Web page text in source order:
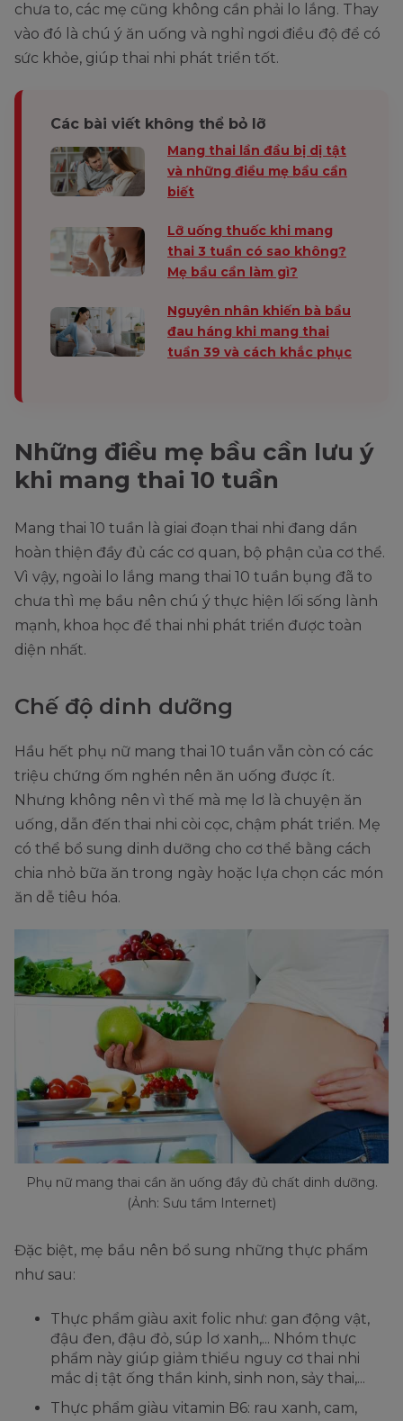
chưa to, các mẹ cũng không cần phải lo lắng. Thay
vào đó là chú ý ăn uống và nghỉ ngơi điều độ để có
sức khỏe, giúp thai nhi phát triển tốt.
Các bài viết không thể bỏ lỡ
Mang thai lần đầu bị dị tật
và những điều mẹ bầu cần
biết
Lỡ uống thuốc khi mang
thai 3 tuần có sao không?
Mẹ bầu cần làm gì?
Nguyên nhân khiến bà bầu
đau háng khi mang thai
tuần 39 và cách khắc phục
Những điều mẹ bầu cần lưu ý
khi mang thai 10 tuần
Mang thai 10 tuần là giai đoạn thai nhi đang dần
hoàn thiện đầy đủ các cơ quan, bộ phận của cơ thể.
Vì vậy, ngoài lo lắng mang thai 10 tuần bụng đã to
chưa thì mẹ bầu nên chú ý thực hiện lối sống lành
mạnh, khoa học để thai nhi phát triển được toàn
diện nhất.
Chế độ dinh dưỡng
Hầu hết phụ nữ mang thai 10 tuần vẫn còn có các
triệu chứng ốm nghén nên ăn uống được ít.
Nhưng không nên vì thế mà mẹ lơ là chuyện ăn
uống, dẫn đến thai nhi còi cọc, chậm phát triển. Mẹ
có thể bổ sung dinh dưỡng cho cơ thể bằng cách
chia nhỏ bữa ăn trong ngày hoặc lựa chọn các món
ăn dễ tiêu hóa.
Phụ nữ mang thai cần ăn uống đầy đủ chất dinh dưỡng.
(Ảnh: Sưu tầm Internet)
Đặc biệt, mẹ bầu nên bổ sung những thực phẩm
như sau:
Thực phẩm giàu axit folic như: gan động vật,
đậu đen, đậu đỏ, súp lơ xanh,... Nhóm thực
phẩm này giúp giảm thiểu nguy cơ thai nhi
mắc dị tật ống thần kinh, sinh non, sảy thai,...
Thực phẩm giàu vitamin B6: rau xanh, cam,